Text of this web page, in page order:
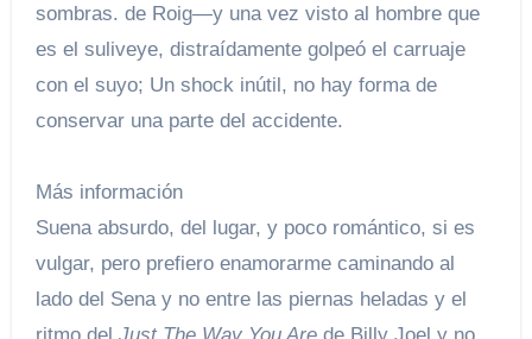
sombras. de Roig—y una vez visto al hombre que
es el suliveye, distraídamente golpeó el carruaje
con el suyo; Un shock inútil, no hay forma de
conservar una parte del accidente.
Más información
Suena absurdo, del lugar, y poco romántico, si es
vulgar, pero prefiero enamorarme caminando al
lado del Sena y no entre las piernas heladas y el